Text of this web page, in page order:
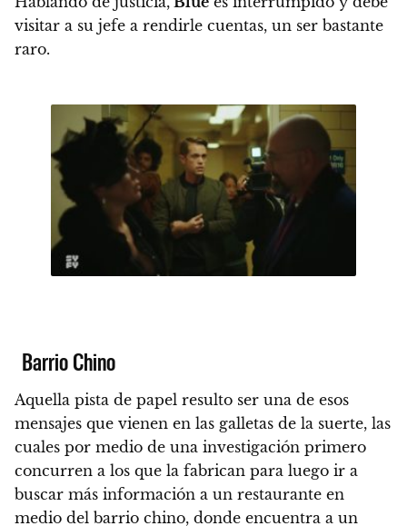
visitar a su jefe a rendirle cuentas, un ser bastante
raro.
Barrio Chino
Aquella pista de papel resulto ser una de esos
mensajes que vienen en las galletas de la suerte, las
cuales por medio de una investigación primero
concurren a los que la fabrican para luego ir a
buscar más información a un restaurante en
medio del barrio chino, donde encuentra a un